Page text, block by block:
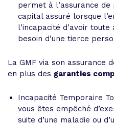
permet à l’assurance
capital assuré lorsque
l’incapacité d’avoir
besoin d’une tierce
La GMF via son assurance
en plus des garanties
Incapacité Temporaire
vous êtes empêché
suite d’une maladie ou